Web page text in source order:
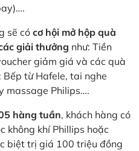
sẽ có cơ hội mở hộp quà
giải thưởng như: Tiền
giảm giá và các quà
từ Hafele, tai nghe
massage Philips….
hàng tuần, khách hàng có
không khí Phillips hoặc
biệt trị giá 100 triệu đồng